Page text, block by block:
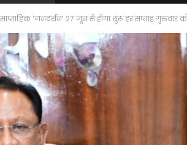
‘जनदर्शन’ 27 जून से होगा शुरू हर सप्ताह